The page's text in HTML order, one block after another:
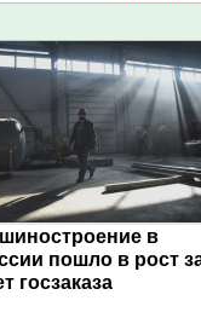
в
пошло в рост
госзаказа